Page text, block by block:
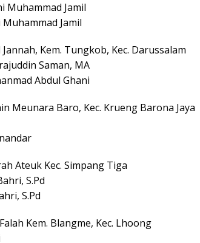
Muhammad Jamil
Jamil
Kem. Tungkob, Kec. Darussalam
Saman, MA
Abdul Ghani
Meunara Baro, Kec. Krueng Barona Jaya
Ateuk Kec. Simpang Tiga
S.Pd
S.Pd
Kem. Blangme, Kec. Lhoong